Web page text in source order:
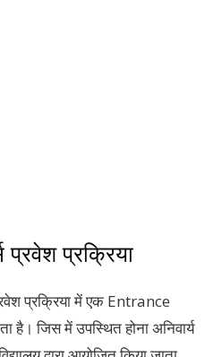
प्रवेश प्रक्रिया
प्रक्रिया में एक Entrance
है। जिस में उपस्थित होना अनिवार्य